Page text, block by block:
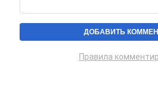
Правила